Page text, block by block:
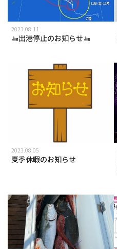
2023.08.11
🚤出港停止のお知らせ🚤
2023.08.05
夏季休暇のお知らせ